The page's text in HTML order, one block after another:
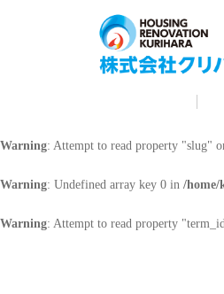
: Undefined array key 0 in/home/
: Attempt to read property
/
Warning: Attempt to read property "slug"
Warning: Undefined array key 0 in /home/
Warning: Attempt to read property